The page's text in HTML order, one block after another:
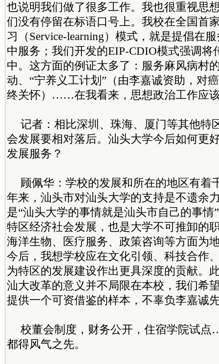
也说明我们做了很多工作。我也很重视思
们没有停留在标语口号上。我校在全国首
习（Service-learning）模式，就是提倡在
中服务；我们开发的EIP-CDIO模式强调将
中。这方面的例证太多了：服务麻风病村
动、“宁养义工计划”（由李嘉诚资助，对
终关怀）……在我看来，思想政治工作应
记者：相比深圳、珠海、厦门等其他特
会发展要相对落后。汕头大学今后如何更
发展服务？
顾佩华：学校的发展和所在的地区有着
年来，汕头市对汕头大学的支持是不遗余
是“汕头大学的事情就是汕头市自己的事情
特区经济社会发展，也是大学不可推卸的
海洋生物、医疗服务、政策咨询等方面为
今后，我想学校应在文化引领、科技合作
为特区的发展建设作出更具深度的贡献。
汕大改革的意义并不局限在本校，我们希
提供一个可资借鉴的样本，不辜负李嘉诚
校董会制度，财务公开，住宿学院试
都得风气之先。